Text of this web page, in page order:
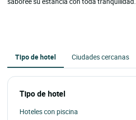
Tipo de hotel Ciudades cercanas
Tipo de hotel
Hoteles con piscina